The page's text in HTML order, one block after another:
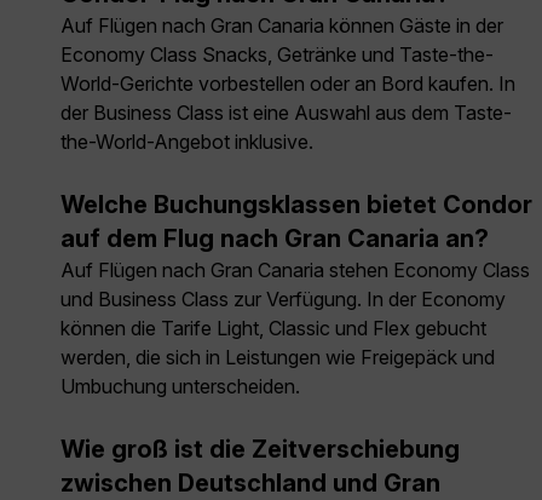
Auf Flügen nach Gran Canaria können Gäste in der
Economy Class Snacks, Getränke und Taste-the-
World-Gerichte vorbestellen oder an Bord kaufen. In
der Business Class ist eine Auswahl aus dem Taste-
the-World-Angebot inklusive.
Welche Buchungsklassen bietet Condor
auf dem Flug nach Gran Canaria an?
Auf Flügen nach Gran Canaria stehen Economy Class
und Business Class zur Verfügung. In der Economy
können die Tarife Light, Classic und Flex gebucht
werden, die sich in Leistungen wie Freigepäck und
Umbuchung unterscheiden.
Wie groß ist die Zeitverschiebung
zwischen Deutschland und Gran